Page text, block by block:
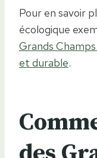
Pour en savoir
écologique
Grands
et durable.